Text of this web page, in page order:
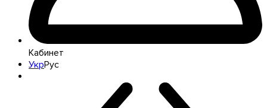
Кабинет
УкрРус